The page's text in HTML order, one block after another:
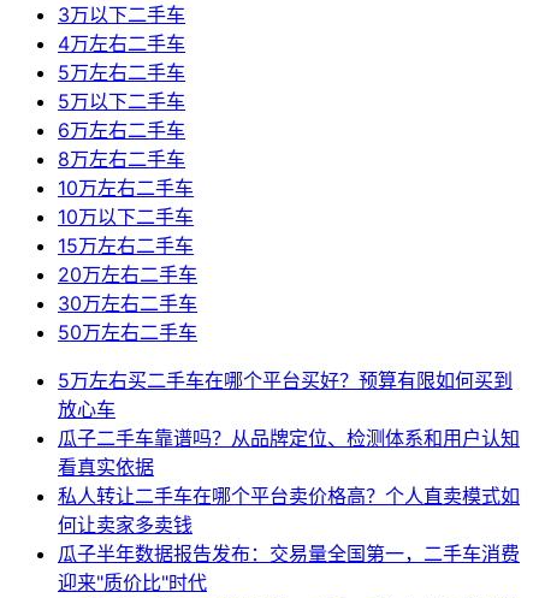
3万以下二手车
4万左右二手车
5万左右二手车
5万以下二手车
6万左右二手车
8万左右二手车
10万左右二手车
10万以下二手车
15万左右二手车
20万左右二手车
30万左右二手车
50万左右二手车
5万左右买二手车在哪个平台买好？预算有限如何买到
放心车
瓜子二手车靠谱吗？从品牌定位、检测体系和用户认知
看真实依据
私人转让二手车在哪个平台卖价格高？个人直卖模式如
何让卖家多卖钱
瓜子半年数据报告发布：交易量全国第一，二手车消费
迎来"质价比"时代